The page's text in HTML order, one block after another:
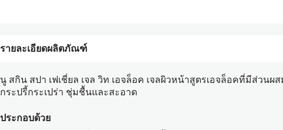
รายละเอียดผลิตภัณฑ์
นู สกิน สปา เฟเชี่ยล เจล วิท เอจล็อค เจลผิวหน้าสูตรเอจล็อคที่มีส่วน
กระปรี้กระเปร่า ชุ่มชื้นและสะอาด
ประกอบด้วย